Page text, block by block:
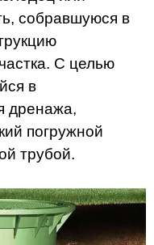
собравшуюся в
С целью
в
дренажа,
погружной
трубой.